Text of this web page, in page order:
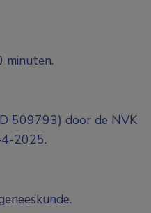
minuten.
509793) door de NVK
2025.